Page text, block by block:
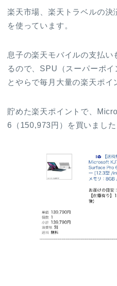
楽天市場、楽天トラベルの決
を使っています。
息子の楽天モバイルの支払い
るので、SPU（スーパーポイ
とやらで毎月大量の楽天ポイ
貯めた楽天ポイントで、
6（150,973円）を買いました